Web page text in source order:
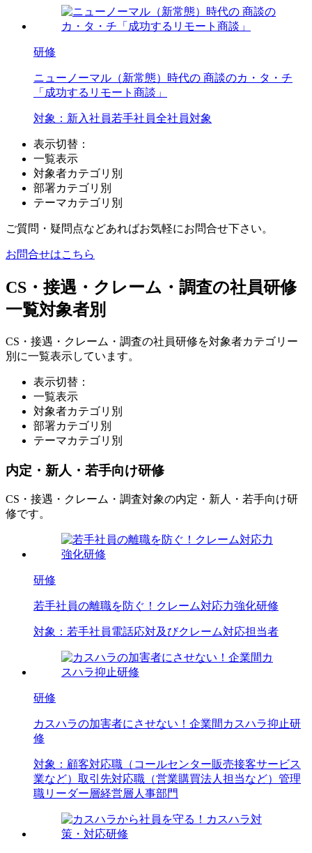
研修
ニューノーマル（新常態）時代の 商談のカ・タ・チ
「成功するリモート商談」
対象： 新入社員若手社員全社員対象
表示切替：
一覧表示
対象者カテゴリ別
部署カテゴリ別
テーマカテゴリ別
ご質問・疑問点などあればお気軽にお問合せ下さい。
お問合せはこちら
CS・接遇・クレーム・調査の社員研修
一覧対象者別
CS・接遇・クレーム・調査の社員研修を対象者カテゴリー
別に一覧表示しています。
表示切替：
一覧表示
対象者カテゴリ別
部署カテゴリ別
テーマカテゴリ別
内定・新人・若手向け研修
CS・接遇・クレーム・調査対象の内定・新人・若手向け研
修です。
研修
若手社員の離職を防ぐ！クレーム対応力強化研修
対象： 若手社員電話応対及びクレーム対応担当者
研修
カスハラの加害者にさせない！企業間カスハラ抑止研
修
対象： 顧客対応職（コールセンター販売接客サービス
業など） 取引先対応職（営業購買法人担当など） 管理
職リーダー層経営層 人事部門